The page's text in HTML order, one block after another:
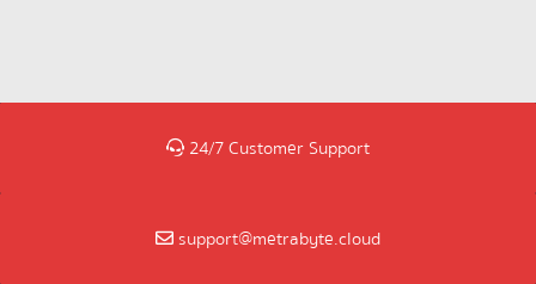
24/7 Customer Support
support@metrabyte.cloud